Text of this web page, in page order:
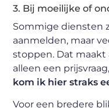
3. Bij moeilijke of
Sommige diensten
aanmelden, maar
stoppen. Dat
alleen een
kom ik hier straks
Voor een bredere